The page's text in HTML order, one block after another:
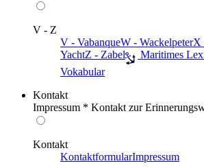
V - Z
V - VabanqueW - WackelpeterX
YachtZ - Zabel Maritimes
Vokabular
Kontakt
Impressum * Kontakt zur
Kontakt
KontaktformularImpressum